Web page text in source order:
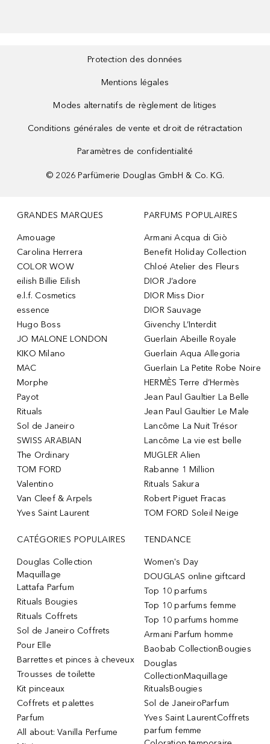
Protection des données
Mentions légales
Modes alternatifs de règlement de litiges
Conditions générales de vente et droit de rétractation
Paramètres de confidentialité
© 2026 Parfümerie Douglas GmbH & Co. KG.
GRANDES MARQUES
Amouage
Carolina Herrera
COLOR WOW
eilish Billie Eilish
e.l.f. Cosmetics
essence
Hugo Boss
JO MALONE LONDON
KIKO Milano
MAC
Morphe
Payot
Rituals
Sol de Janeiro
SWISS ARABIAN
The Ordinary
TOM FORD
Valentino
Van Cleef & Arpels
Yves Saint Laurent
PARFUMS POPULAIRES
Armani Acqua di Giò
Benefit Holiday Collection
Chloé Atelier des Fleurs
DIOR J’adore
DIOR Miss Dior
DIOR Sauvage
Givenchy L’Interdit
Guerlain Abeille Royale
Guerlain Aqua Allegoria
Guerlain La Petite Robe Noire
HERMÈS Terre d’Hermès
Jean Paul Gaultier La Belle
Jean Paul Gaultier Le Male
Lancôme La Nuit Trésor
Lancôme La vie est belle
MUGLER Alien
Rabanne 1 Million
Rituals Sakura
Robert Piguet Fracas
TOM FORD Soleil Neige
CATÉGORIES POPULAIRES
Douglas Collection
Maquillage
Lattafa Parfum
Rituals Bougies
Rituals Coffrets
Sol de Janeiro Coffrets
Pour Elle
Barrettes et pinces à cheveux
Trousses de toilette
Kit pinceaux
Coffrets et palettes
Parfum
All about: Vanilla Perfume
TENDANCE
Women's Day
DOUGLAS online giftcard
Top 10 parfums
Top 10 parfums femme
Top 10 parfums homme
Armani Parfum homme
Baobab CollectionBougies
Douglas
CollectionMaquillage
RitualsBougies
Sol de JaneiroParfum
Yves Saint LaurentCoffrets
parfum femme